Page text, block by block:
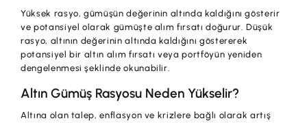
Yüksek rasyo, gümüşün değerinin altında kaldığını gösterir
ve potansiyel olarak gümüşte alım fırsatı doğurur. Düşük
rasyo, altının değerinin altında kaldığını göstererek
potansiyel bir altın alım fırsatı veya portföyün yeniden
dengelenmesi şeklinde okunabilir.
Altın Gümüş Rasyosu Neden Yükselir?
Altına olan talep, enflasyon ve krizlere bağlı olarak artış